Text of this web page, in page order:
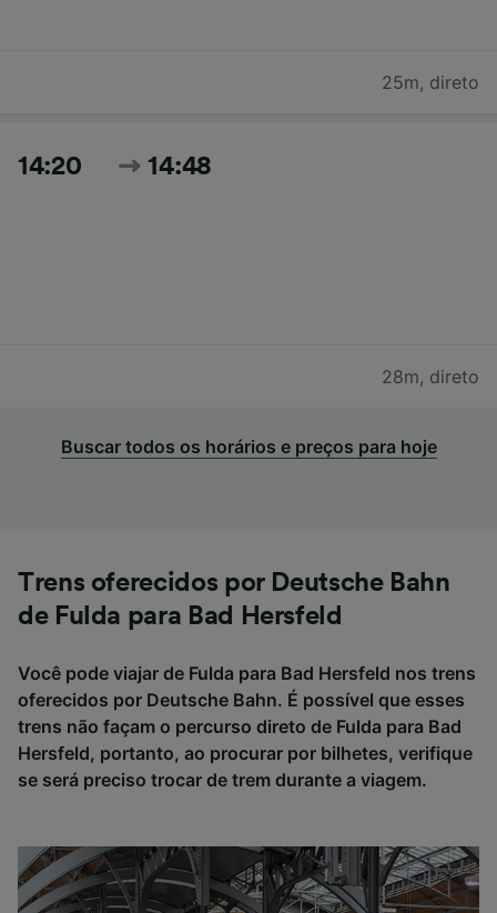
25m, direto
14:20 14:48
28m, direto
Buscar todos os horários e preços para hoje
Trens oferecidos por Deutsche Bahn
de Fulda para Bad Hersfeld
Você pode viajar de Fulda para Bad Hersfeld nos trens
oferecidos por Deutsche Bahn. É possível que esses
trens não façam o percurso direto de Fulda para Bad
Hersfeld, portanto, ao procurar por bilhetes, verifique
se será preciso trocar de trem durante a viagem.